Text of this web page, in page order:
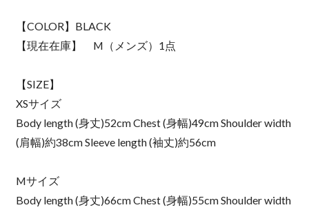
【COLOR】BLACK
【現在在庫】 M（メンズ）1点
【SIZE】
XSサイズ
Body length (身丈)52cm Chest (身幅)49cm Shoulder width
(肩幅)約38cm Sleeve length (袖丈)約56cm
Mサイズ
Body length (身丈)66cm Chest (身幅)55cm Shoulder width